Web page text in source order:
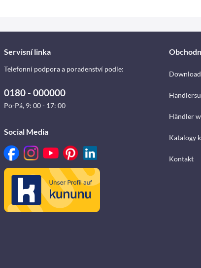
Servisní linka
Telefonní podpora a poradenství podle:
0180 - 000000
Po-Pá, 9: 00 - 17: 00
Social Media
Händler
Katalogy
Kontakt